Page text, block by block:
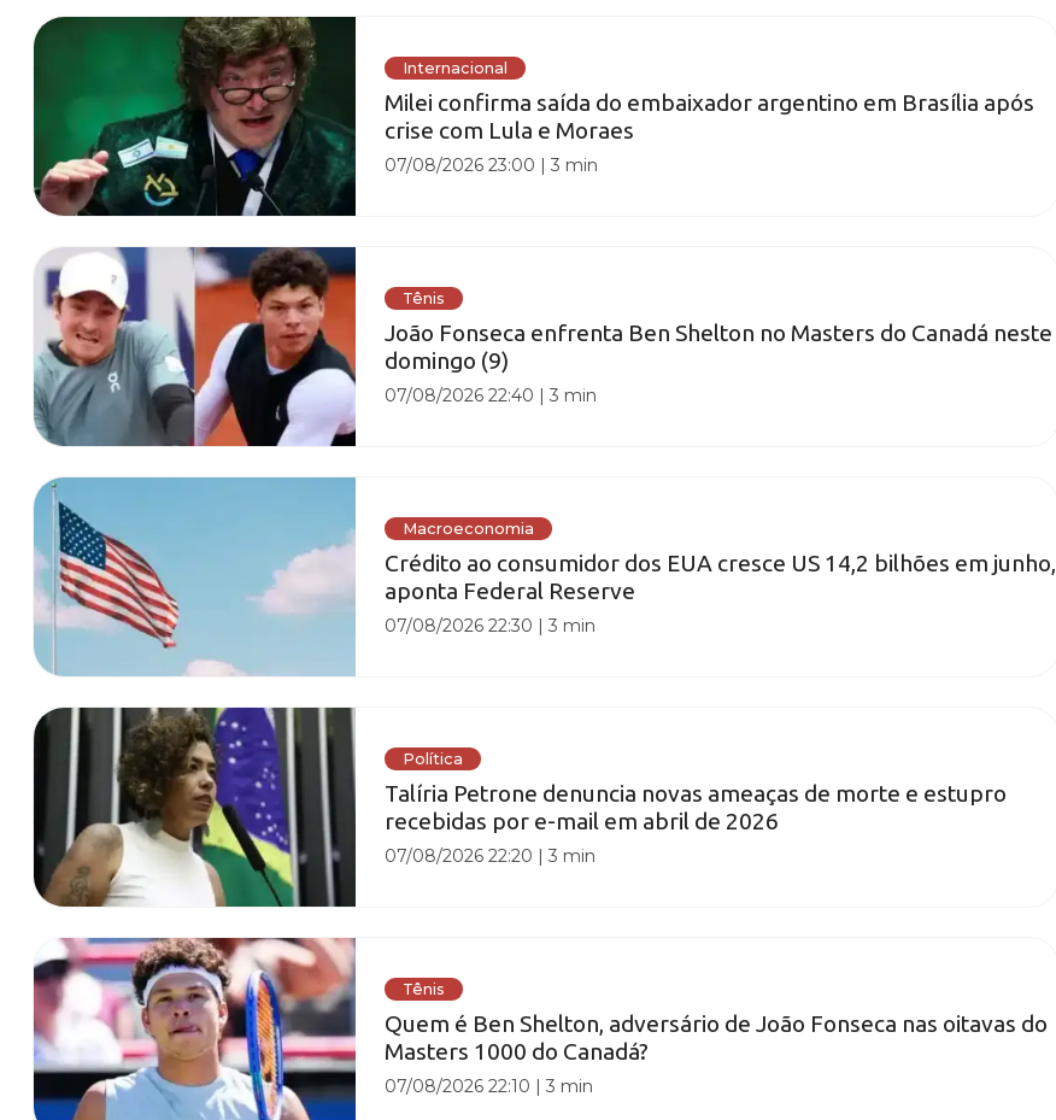
Internacional
Milei confirma saída do embaixador argentino em Brasília após
crise com Lula e Moraes
07/08/2026 23:00 |3 min
Tênis
João Fonseca enfrenta Ben Shelton no Masters do Canadá neste
domingo (9)
07/08/2026 22:40 |3 min
Macroeconomia
Crédito ao consumidor dos EUA cresce US 14,2 bilhões em junho,
aponta Federal Reserve
07/08/2026 22:30 |3 min
Política
Talíria Petrone denuncia novas ameaças de morte e estupro
recebidas por e-mail em abril de 2026
07/08/2026 22:20 |3 min
Tênis
Quem é Ben Shelton, adversário de João Fonseca nas oitavas do
Masters 1000 do Canadá?
07/08/2026 22:10 |3 min